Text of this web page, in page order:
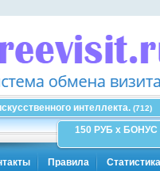
интеллекта. (712)
150 РУБ x
Правила Статистика